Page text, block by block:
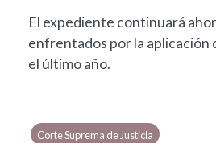
El expediente continuará
enfrentados por la aplicación
el último año.
Corte Suprema de Justicia